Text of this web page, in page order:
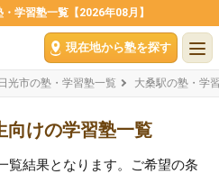
学習塾一覧【2026年08月】
現在地から塾を探す
日光市の塾・学習塾一覧 大桑駅の塾・学
向けの学習塾一覧
覧結果となります。ご希望の条